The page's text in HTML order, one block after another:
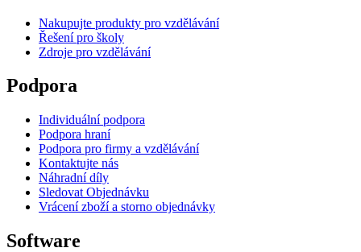
Nakupujte produkty pro vzdělávání
Řešení pro školy
Zdroje pro vzdělávání
Podpora
Individuální podpora
Podpora hraní
Podpora pro firmy a vzdělávání
Kontaktujte nás
Náhradní díly
Sledovat Objednávku
Vrácení zboží a storno objednávky
Software